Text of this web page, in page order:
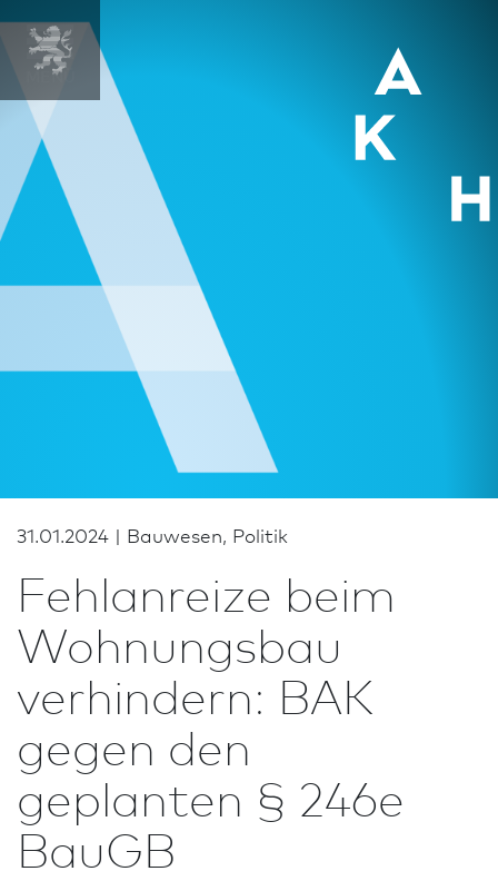
31.01.2024 | Bauwesen, Politik
Fehlanreize beim
Wohnungs­bau
verhindern: BAK
gegen den
geplanten § 246e
BauGB